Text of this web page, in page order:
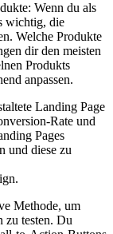
Wenn⁢ du als
wichtig, die
Welche ⁣Produkte
dir ​den meisten
Produkts⁤
anpassen.
Landing Page
Rate und
Pages
und diese zu
Methode, um
zu testen.‌ Du